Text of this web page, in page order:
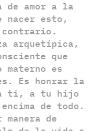
amor a la
nacer esto,
arquetípica,
que
materno es
Es honrar la
a ti, a tu hijo
de todo.
manera de